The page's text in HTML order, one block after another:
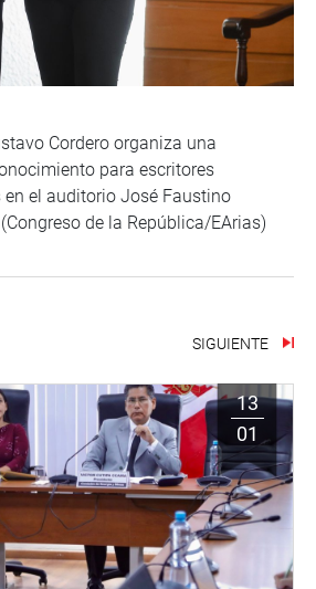
Cordero organiza una
para escritores
el auditorio José Faustino
de la República/EArias)
SIGUIENTE
13
01